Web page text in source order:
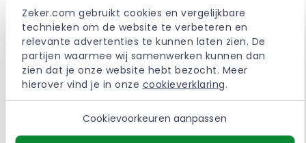
Zeker.com gebruikt cookies en vergelijkbare
technieken om de website te verbeteren en
relevante advertenties te kunnen laten zien. De
partijen waarmee wij samenwerken kunnen dan
zien dat je onze website hebt bezocht. Meer
hierover vind je in onze cookieverklaring.
Cookievoorkeuren aanpassen
> Meer over Zeker.com